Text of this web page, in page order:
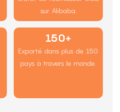
sur Alibaba.
150+
Exporté dans plus de 150
pays à travers le monde.